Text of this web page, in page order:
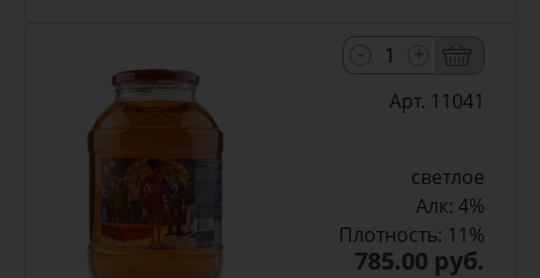
Арт. 11041
светлое
Алк: 4%
Плотность: 11%
785.00 руб.